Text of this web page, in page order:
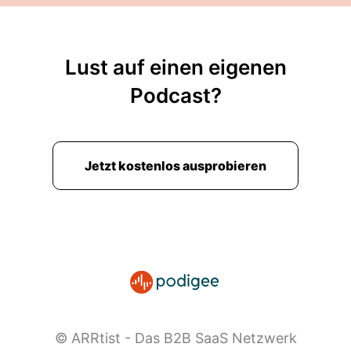
Lust auf einen eigenen
Podcast?
Jetzt kostenlos ausprobieren
© ARRtist - Das B2B SaaS Netzwerk